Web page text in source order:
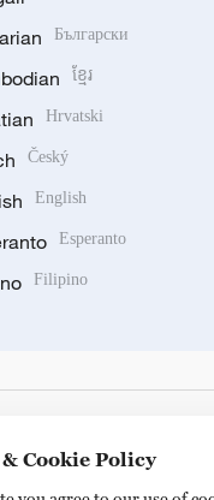
Български
ខ្មែរ
Hrvatski
Český
English
Esperanto
Filipino
Cookie Policy